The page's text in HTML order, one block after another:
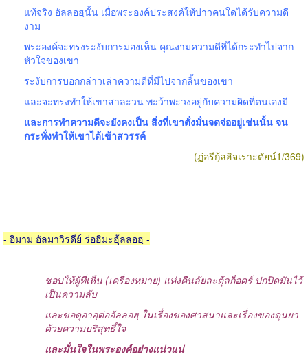
แท้จริง อัลลอฮฺนั้น เมื่อพระองค์ประสงค์ให้บ่าวคนใดได้รับความดี
งาม
พระองค์จะทรงระงับการมองเห็น คุณงามความดีที่ได้กระทำไปจาก
หัวใจของเขา
ระงับการบอกกล่าวเล่าความดีที่มีไปจากลิ้นของเขา
และจะทรงทำให้เขาสาละวน พะว้าพะวงอยู่กับความผิดที่ตนเองมี
และการทำความดีจะยังคงเป็น สิ่งที่เขาตั่งมั่นจดจ่ออยู่เช่นนั้น จน
กระทั่งทำให้เขาได้เข้าสวรรค์
(ฏ่อรีกุ้ลฮิจเราะตัยน์1/369)
- อิมาม อัลมาวิรดีย์ ร่อฮิมะฮุ้ลลอฮฺ -
ชอบให้ผู้ที่เห็น (เครื่องหมาย) แห่งคืนลัยละตุ้ลก็อดร์ ปกปิดมันไว้
เป็นความลับ
และขอดุอาอฺต่ออัลลอฮฺ ในเรื่องของศาสนาและเรื่องของดุนยา
ด้วยความบริสุทธิ์ใจ
และมั่นใจในพระองค์อย่างแน่วแน่